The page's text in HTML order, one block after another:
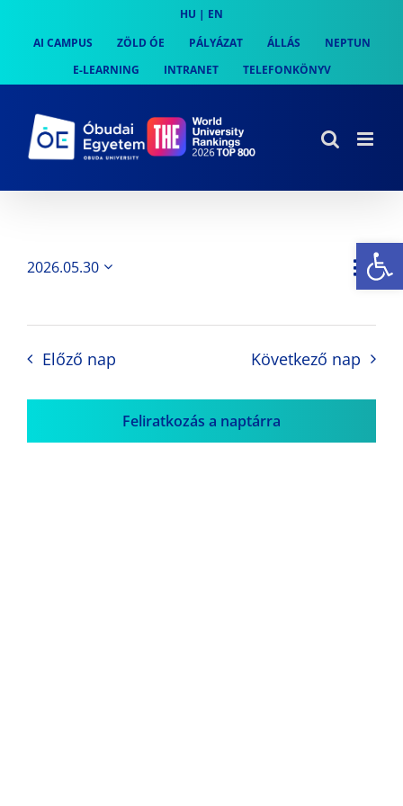
content
HU | EN
AI CAMPUS
ZÖLD ÓE PÁLYÁZAT ÁLLÁS
NEPTUN
E-LEARNING
INTRANET TELEFONKÖNYV
Nap
2026.05.30
Előző nap Következő nap
Feliratkozás a naptárra